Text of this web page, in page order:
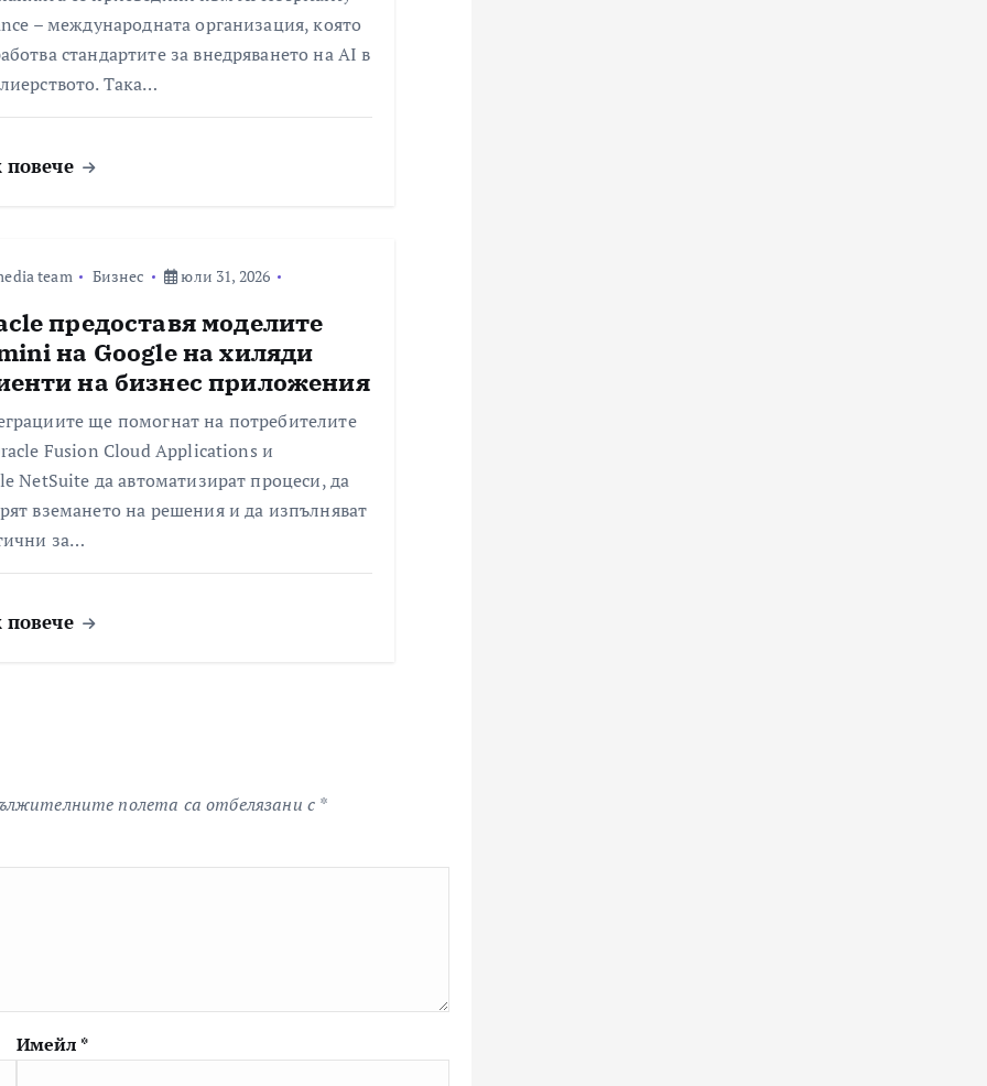
– международната организация, която
стандартите за внедряването на AI в
Така…
team Бизнес юли 31, 2026
предоставя моделите
на Google на хиляди
на бизнес приложения
ще помогнат на потребителите
Fusion Cloud Applications и
NetSuite да автоматизират процеси, да
вземането на решения и да изпълняват
за…
полета са отбелязани с *
Имейл *